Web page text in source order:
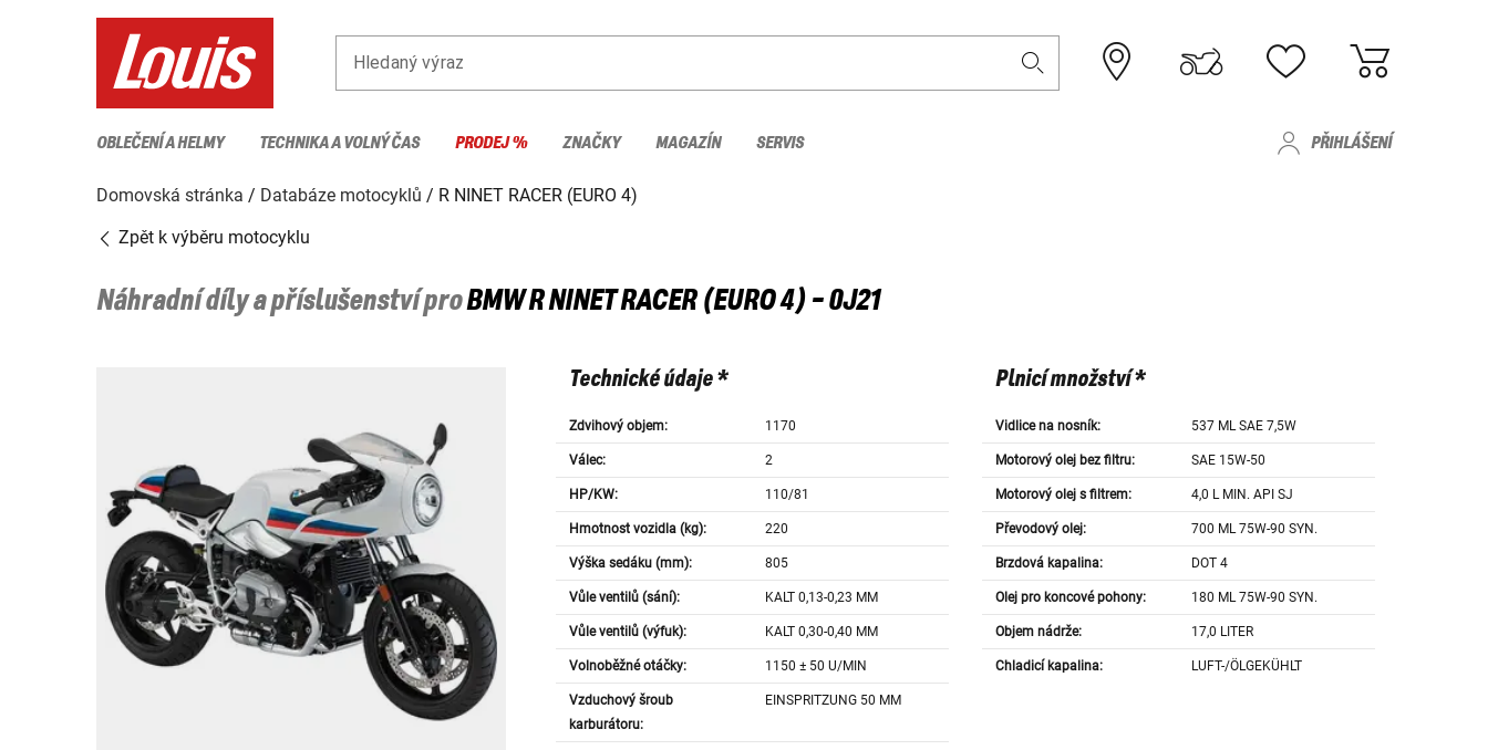
Hledaný výraz
OBLEČENÍ A HELMY TECHNIKA A VOLNÝ ČAS PRODEJ % ZNAČKY MAGAZÍN SERVIS PŘIHLÁŠENÍ
Domovská stránka Databáze motocyklů
R NINET RACER (EURO 4)
Zpět k výběru motocyklu
Náhradní díly a příslušenství proBMWR NINET RACER (EURO 4) - 0J21
Technické údaje *
Zdvihový objem: 1170
Válec: 2
HP/KW: 110/81
Hmotnost vozidla (kg): 220
Výška sedáku (mm): 805
Vůle ventilů (sání): KALT 0,13-0,23 MM
Vůle ventilů (výfuk): KALT 0,30-0,40 MM
Volnoběžné otáčky: 1150 ± 50 U/MIN
Vzduchový šroub
karburátoru:
EINSPRITZUNG 50 MM
Plnicí množství *
Vidlice na nosník: 537 ML SAE 7,5W
Motorový olej bez filtru: SAE 15W-50
Motorový olej s filtrem: 4,0 L MIN. API SJ
Převodový olej: 700 ML 75W-90 SYN.
Brzdová kapalina: DOT 4
Olej pro koncové pohony: 180 ML 75W-90 SYN.
Objem nádrže: 17,0 LITER
Chladicí kapalina: LUFT-/ÖLGEKÜHLT